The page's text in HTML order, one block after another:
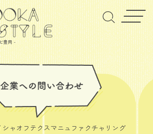
豊岡 -
シャオフテクスマニュファクチャリング